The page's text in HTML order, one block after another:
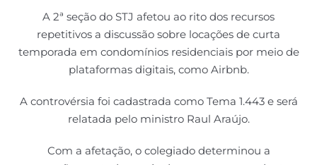
A 2ª seção do STJ afetou ao rito dos recursos
repetitivos a discussão sobre locações de curta
temporada em condomínios residenciais por meio de
plataformas digitais, como Airbnb.
A controvérsia foi cadastrada como Tema 1.443 e será
relatada pelo ministro Raul Araújo.
Com a afetação, o colegiado determinou a